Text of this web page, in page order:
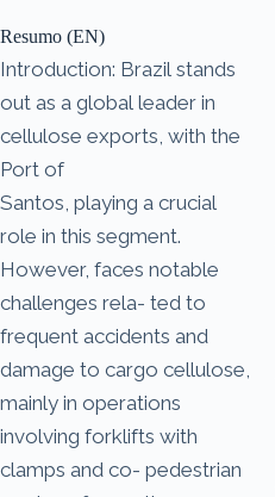
Resumo (EN)
Introduction: Brazil stands
out as a global leader in
cellulose exports, with the
Port of
Santos, playing a crucial
role in this segment.
However, faces notable
challenges rela- ted to
frequent accidents and
damage to cargo cellulose,
mainly in operations
involving forklifts with
clamps and co- pedestrian